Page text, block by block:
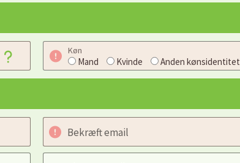
Køn
Mand Kvinde Anden kønsidentitet
Bekræft email